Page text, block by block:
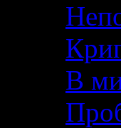
В